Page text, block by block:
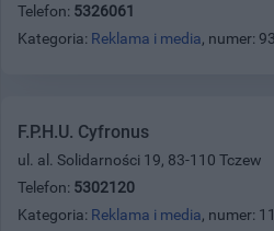
Telefon: 5326061
Kategoria: Reklama i media, numer:
F.P.H.U. Cyfronus
ul. al. Solidarności 19, 83-110 Tczew
Telefon: 5302120
Kategoria: Reklama i media, numer: